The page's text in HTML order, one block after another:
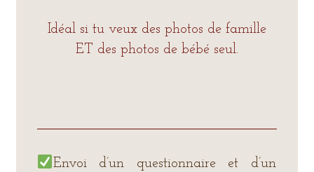
Idéal si tu veux des photos de famille
ET des photos de bébé seul.
Envoi d’un questionnaire et d’un